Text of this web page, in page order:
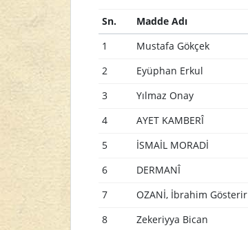
Sn. Madde Adı
1
Mustafa Gökçek
2 Eyüphan Erkul
3 Yılmaz Onay
4 AYET KAMBERÎ
5 İSMAİL MORADİ
6 DERMANÎ
7 OZANİ, İbrahim Gösterir
8 Zekeriyya Bican